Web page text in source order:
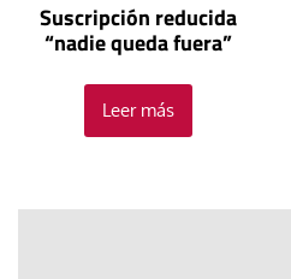
Suscripción reducida
“nadie queda fuera”
Leer más